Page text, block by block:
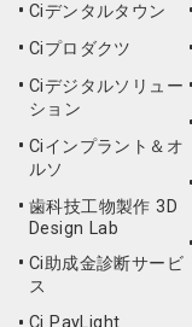
Ciデンタルタウン
Ciプロダクツ
Ciデジタルソリュー
ション
Ciインプラント＆オ
ルソ
歯科技工物製作 3D
Design Lab
Ci助成金診断サービ
ス
Ci PayLight